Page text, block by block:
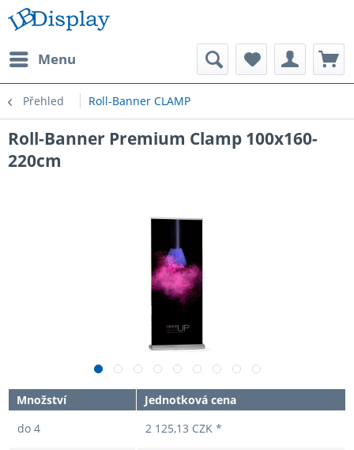
Menu
Přehled Roll-Banner CLAMP
Roll-Banner Premium Clamp 100x160-
220cm
Množství
Jednotková cena
do 4 2 125,13 CZK *